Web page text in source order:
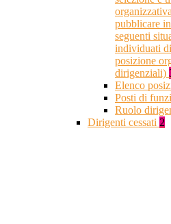
pubblicare
seguenti
individuati
posizione
dirigenziali)
Elenco
Posti di
Ruolo
Dirigenti cessati 2